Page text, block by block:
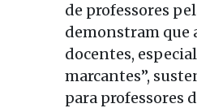
de professores
demonstram que
docentes,
marcantes”,
para professores